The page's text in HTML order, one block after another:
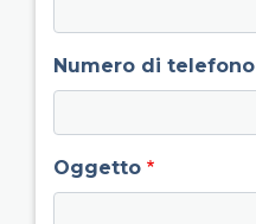
Numero di telefono
Oggetto